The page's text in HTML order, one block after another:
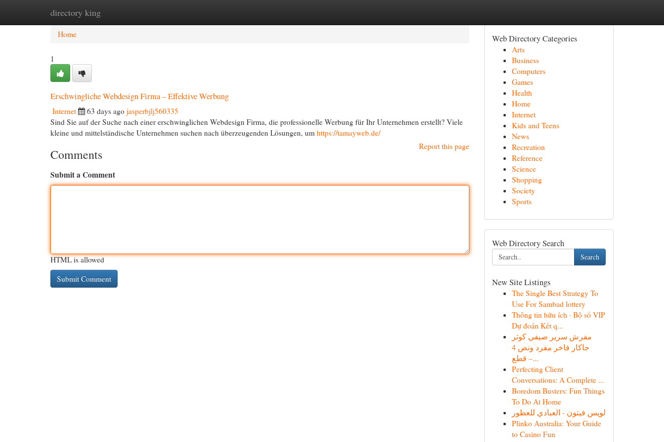
directory king
Home New Site Listings
Home
1
Erschwingliche Webdesign Firma – Effektive Werbung
Internet 63 days ago jasperbjlj560335
Sind Sie auf der Suche nach einer erschwinglichen Webdesign Firma, die professionelle Werbung für Ihr Unternehmen erstellt? Viele
kleine und mittelständische Unternehmen suchen nach überzeugenden Lösungen, um https://tamayweb.de/
Report this page
Comments
Submit a Comment
HTML is allowed
Web Directory Categories
Arts
Business
Computers
Games
Health
Home
Internet
Kids and Teens
News
Recreation
Reference
Science
Shopping
Society
Sports
Web Directory Search
Search
New Site Listings
The Single Best Strategy To
Use For Sambad lottery
Thông tin hữu ích · Bộ số VIP
Dự đoán Kết q...
مفرش سرير صيفي كوثر
جاكار فاخر مفرد ونص 4
قطع –...
Perfecting Client
Conversations: A Complete ...
Boredom Busters: Fun Things
To Do At Home
لويس فيتون - العبادي للعطور
Plinko Australia: Your Guide
to Casino Fun